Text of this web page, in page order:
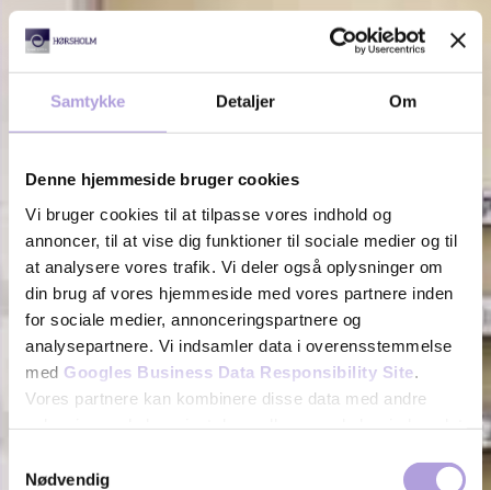
Samtykke Detaljer Om
Denne hjemmeside bruger cookies
Vi bruger cookies til at tilpasse vores indhold og
annoncer, til at vise dig funktioner til sociale medier og til
at analysere vores trafik. Vi deler også oplysninger om
din brug af vores hjemmeside med vores partnere inden
for sociale medier, annonceringspartnere og
analysepartnere. Vi indsamler data i overensstemmelse
med Googles Business Data Responsibility Site
Vores partnere kan kombinere disse data med andre
Nødvendig